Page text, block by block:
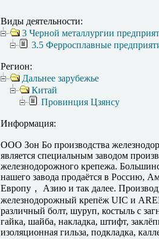
Виды деятельности:
3 Черной металлургии
3.5 Ферросплавные
Регион:
Дальнее зарубежье
Китай
Провинция Цзянсу
Информация:
ООО Зон Бо производства
является специальным заводом
железнодорожного крепежа.
нашего завода продаётся в Россию,
Европу， Азию и так далее.
железнодорожный крепёж UIC и
различный болт, шуруп, костыль с
гайка, шайба, накладка, штифт,
изоляционная гильза, подкладка,